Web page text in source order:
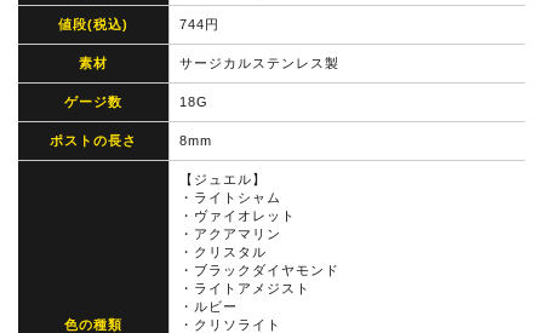
値段(税込) 744円
素材 サージカルステンレス製
ゲージ数 18G
ポストの長さ 8mm
色の種類
【ジュエル】
・ライトシャム
・ヴァイオレット
・アクアマリン
・クリスタル
・ブラックダイヤモンド
・ライトアメジスト
・ルビー
・クリソライト